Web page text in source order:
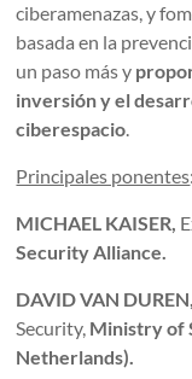
ciberamenazas, y
basada en la
un paso más y
inversión y el
ciberespacio.
Principales ponentes:
MICHAEL KAISER,
Security Alliance.
DAVID VAN DUREN,
Security, Ministry of
Netherlands).